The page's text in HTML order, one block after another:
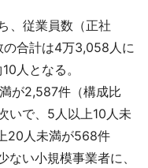
、従業員数（正社
の合計は4万3,058人に
人となる。
が2,587件（構成比
いで、5人以上10人未
20人未満が568件
ない小規模事業者に、